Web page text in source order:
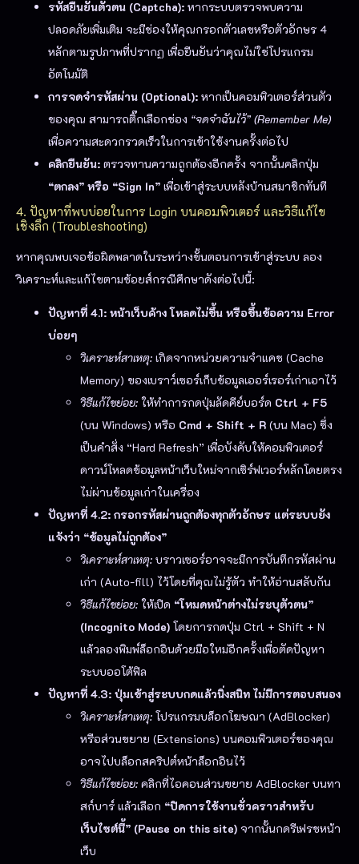
รหัสยืนยันตัวตน (Captcha): หากระบบตรวจพบความ
ปลอดภัยเพิ่มเติม จะมีช่องให้คุณกรอกตัวเลขหรือตัวอักษร 4
หลักตามรูปภาพที่ปรากฏ เพื่อยืนยันว่าคุณไม่ใช่โปรแกรม
อัตโนมัติ
การจดจำรหัสผ่าน (Optional): หากเป็นคอมพิวเตอร์ส่วนตัว
ของคุณ สามารถติ๊กเลือกช่อง “จดจำฉันไว้” (Remember Me)
เพื่อความสะดวกรวดเร็วในการเข้าใช้งานครั้งต่อไป
คลิกยืนยัน: ตรวจทานความถูกต้องอีกครั้ง จากนั้นคลิกปุ่ม
“ตกลง” หรือ “Sign In” เพื่อเข้าสู่ระบบหลังบ้านสมาชิกทันที
4. ปัญหาที่พบบ่อยในการ Login บนคอมพิวเตอร์ และวิธีแก้ไข
เชิงลึก (Troubleshooting)
หากคุณพบเจอข้อผิดพลาดในระหว่างขั้นตอนการเข้าสู่ระบบ ลอง
วิเคราะห์และแก้ไขตามช้อยส์กรณีศึกษาดังต่อไปนี้:
ปัญหาที่ 4.1: หน้าเว็บค้าง โหลดไม่ขึ้น หรือขึ้นข้อความ Error
บ่อยๆ
วิเคราะห์สาเหตุ: เกิดจากหน่วยความจำแคช (Cache
Memory) ของเบราว์เซอร์เก็บข้อมูลเออร์เรอร์เก่าเอาไว้
วิธีแก้ไขย่อย: ให้ทำการกดปุ่มลัดคีย์บอร์ด Ctrl + F5
(บน Windows) หรือ Cmd + Shift + R (บน Mac) ซึ่ง
เป็นคำสั่ง “Hard Refresh” เพื่อบังคับให้คอมพิวเตอร์
ดาวน์โหลดข้อมูลหน้าเว็บใหม่จากเซิร์ฟเวอร์หลักโดยตรง
ไม่ผ่านข้อมูลเก่าในเครื่อง
ปัญหาที่ 4.2: กรอกรหัสผ่านถูกต้องทุกตัวอักษร แต่ระบบยัง
แจ้งว่า “ข้อมูลไม่ถูกต้อง”
วิเคราะห์สาเหตุ: บราวเซอร์อาจจะมีการบันทึกรหัสผ่าน
เก่า (Auto-fill) ไว้โดยที่คุณไม่รู้ตัว ทำให้อ่านสลับกัน
วิธีแก้ไขย่อย: ให้เปิด “โหมดหน้าต่างไม่ระบุตัวตน”
(Incognito Mode) โดยการกดปุ่ม Ctrl + Shift + N
แล้วลองพิมพ์ล็อกอินด้วยมือใหม่อีกครั้งเพื่อตัดปัญหา
ระบบออโต้ฟิล
ปัญหาที่ 4.3: ปุ่มเข้าสู่ระบบกดแล้วนิ่งสนิท ไม่มีการตอบสนอง
วิเคราะห์สาเหตุ: โปรแกรมบล็อกโฆษณา (AdBlocker)
หรือส่วนขยาย (Extensions) บนคอมพิวเตอร์ของคุณ
อาจไปบล็อกสคริปต์หน้าล็อกอินไว้
วิธีแก้ไขย่อย: คลิกที่ไอคอนส่วนขยาย AdBlocker บนทา
สก์บาร์ แล้วเลือก “ปิดการใช้งานชั่วคราวสำหรับ
เว็บไซต์นี้” (Pause on this site) จากนั้นกดรีเฟรชหน้า
เว็บ